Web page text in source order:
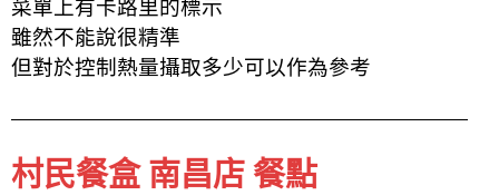
菜單上有卡路里的標示
雖然不能說很精準
但對於控制熱量攝取多少可以作為參考
村民餐盒 南昌店 餐點